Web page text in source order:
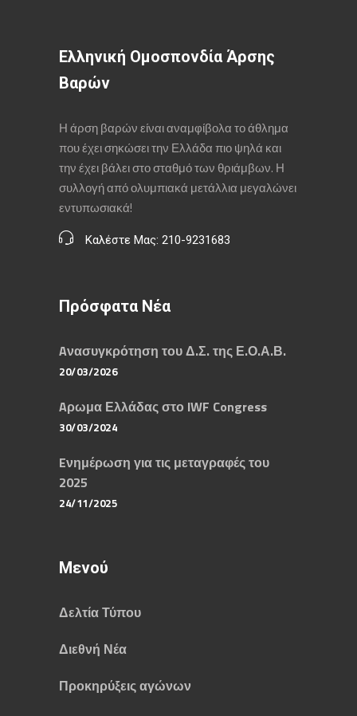
Ελληνική Ομοσπονδία Άρσης
Βαρών
Η άρση βαρών είναι αναμφίβολα το άθλημα
που έχει σηκώσει την Ελλάδα πιο ψηλά και
την έχει βάλει στο σταθμό των θριάμβων. Η
συλλογή από ολυμπιακά μετάλλια μεγαλώνει
εντυπωσιακά!
Καλέστε Μας: 210-9231683
Πρόσφατα Νέα
Aνασυγκρότηση του Δ.Σ. της Ε.Ο.Α.Β.
20/03/2026
Aρωμα Ελλάδας στο IWF Congress
30/03/2024
Eνημέρωση για τις μεταγραφές του
2025
24/11/2025
Μενού
Δελτία Τύπου
Διεθνή Νέα
Προκηρύξεις αγώνων